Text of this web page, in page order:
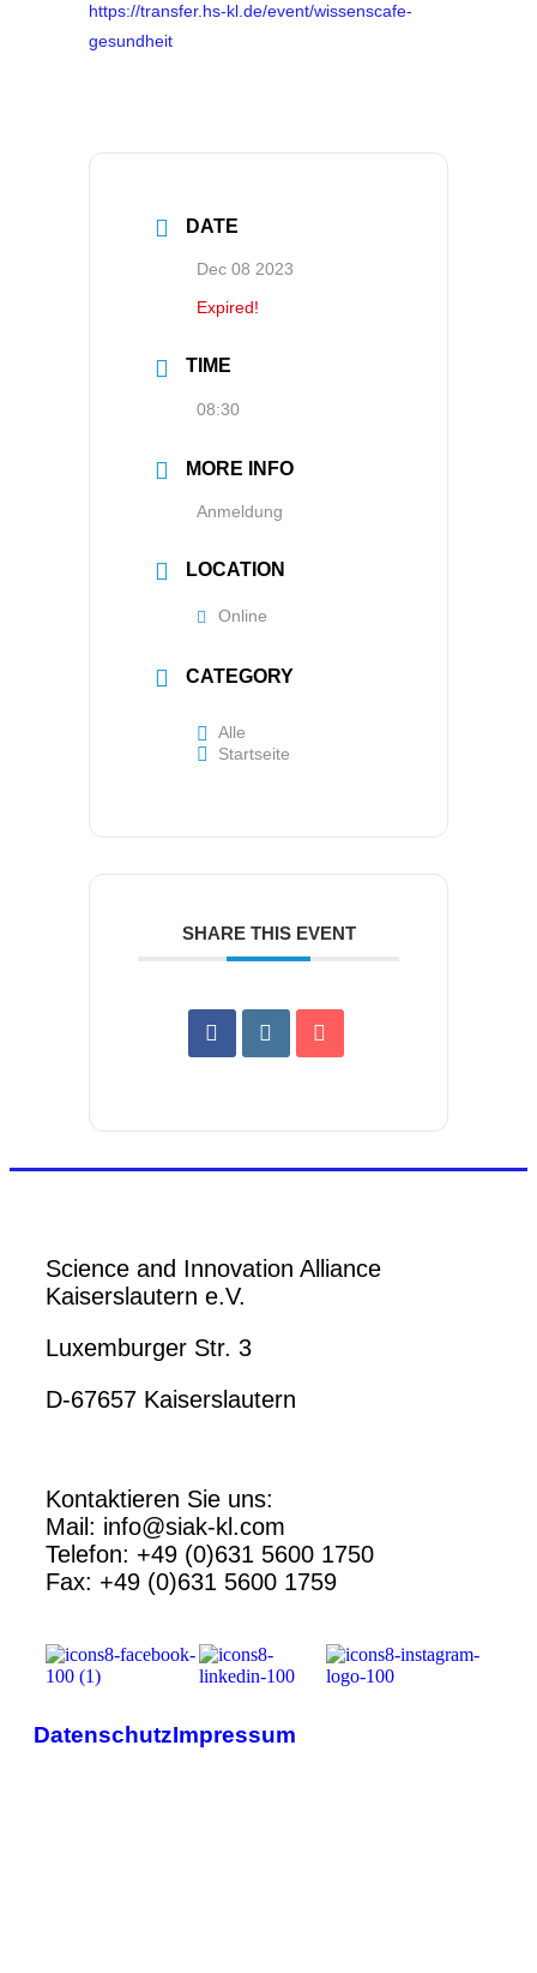
https://transfer.hs-kl.de/event/wissenscafe-
gesundheit
DATE
Dec 08 2023
Expired!
TIME
08:30
MORE INFO
Anmeldung
LOCATION
Online
CATEGORY
Alle
Startseite
SHARE THIS EVENT
Science and Innovation Alliance
Kaiserslautern e.V.
Luxemburger Str. 3
D-67657 Kaiserslautern
Kontaktieren Sie uns:
Mail: info@siak-kl.com
Telefon: +49 (0)631 5600 1750
Fax: +49 (0)631 5600 1759
DatenschutzImpressum